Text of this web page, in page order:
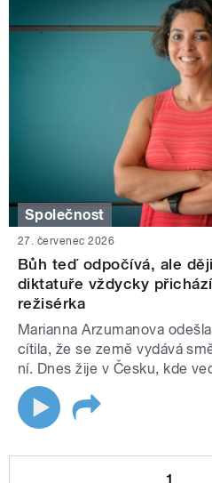
Společnost
27. červenec 2026
Bůh teď odpočívá, ale
diktatuře vždycky
režisérka
Marianna Arzumanova
cítila, že se země vydává
ní. Dnes žije v Česku, kde